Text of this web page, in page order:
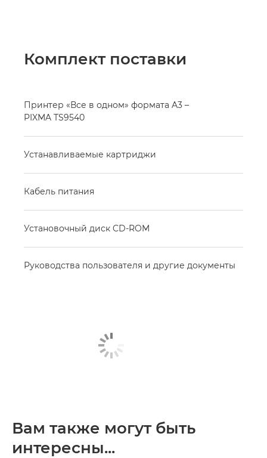
Комплект поставки
Принтер «Все в одном» формата A3 –
PIXMA TS9540
Устанавливаемые картриджи
Кабель питания
Установочный диск CD-ROM
Руководства пользователя и другие документы
Вам также могут быть
интересны...